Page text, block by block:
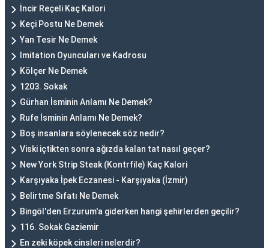
İncir Reçeli Kaç Kalori
Keçi Postu Ne Demek
Yan Tesir Ne Demek
Imitation Oyuncuları ve Kadrosu
Kölçer Ne Demek
1203. Sokak
Gürhan İsminin Anlamı Ne Demek?
Rufe İsminin Anlamı Ne Demek?
Boş insanlara söylenecek söz nedir?
Viski içtikten sonra ağızda kalan tat nasıl geçer?
New York Strip Steak (Kontrfile) Kaç Kalori
Karşıyaka İpek Eczanesi - Karşıyaka (İzmir)
Belirtme Sıfatı Ne Demek
Bingöl'den Erzurum'a giderken hangi şehirlerden geçilir?
116. Sokak Gaziemir
En zeki köpek cinsleri nelerdir?